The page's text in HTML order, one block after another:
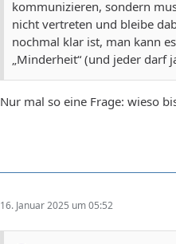
kommunizieren, sondern
nicht vertreten und bleibe
nochmal klar ist, man kann
„Minderheit“ (und jeder
Nur mal so eine Frage: wieso
16. Januar 2025 um 05:52